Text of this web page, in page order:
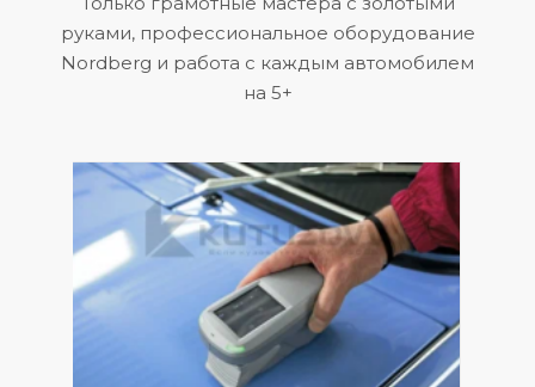
руками, профессиональное оборудование
Nordberg и работа с каждым автомобилем
на 5+